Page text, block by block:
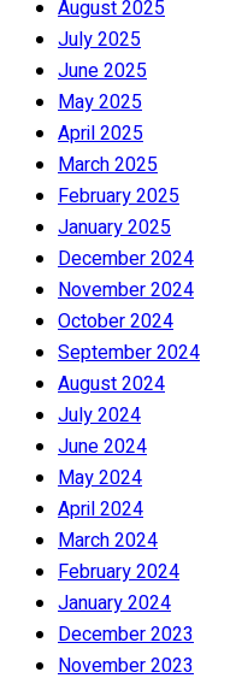
August 2025
July 2025
June 2025
May 2025
April 2025
March 2025
February 2025
January 2025
December 2024
November 2024
October 2024
September 2024
August 2024
July 2024
June 2024
May 2024
April 2024
March 2024
February 2024
January 2024
December 2023
November 2023